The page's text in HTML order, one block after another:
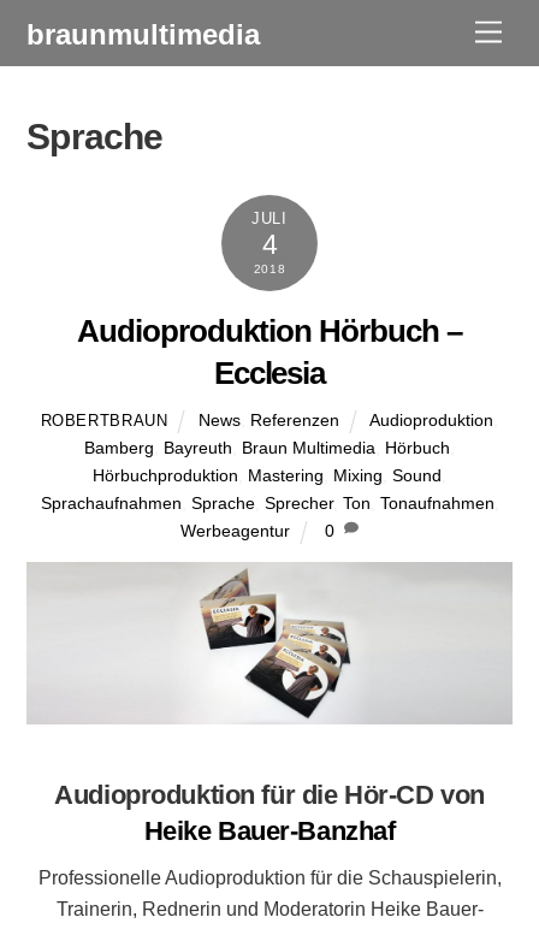
braunmultimedia
Sprache
JULI
4
2018
Audioproduktion Hörbuch –
Ecclesia
ROBERTBRAUN News Referenzen Audioproduktion
Bamberg
Bayreuth Braun Multimedia Hörbuch
Hörbuchproduktion
Mastering Mixing Sound
Sprachaufnahmen Sprache, Sprecher, Ton Tonaufnahmen
Werbeagentur
0
Audioproduktion für die Hör-CD von
Heike Bauer-Banzhaf
Professionelle Audioproduktion für die Schauspielerin,
Trainerin, Rednerin und Moderatorin Heike Bauer-